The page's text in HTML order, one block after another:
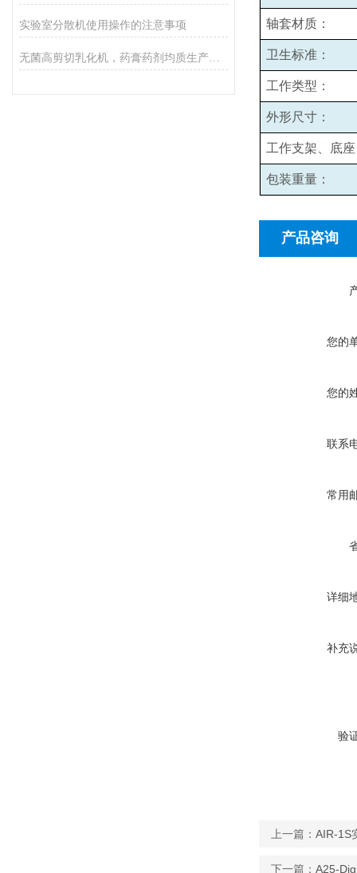
实验室分散机使用操作的注意事项 轴套材质：
卫生标准：
工作类型：
外形尺寸：
工作支架、底
包装重量：
产品咨询
您的
您的
联系
常用
详细
补充
验
上一篇： AIR-1S
下一篇： A25-